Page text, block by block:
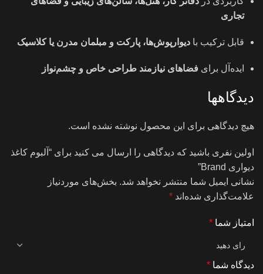
تجاری
قابل ترکیب با دیوارپوش‌ها، پارکت و مبلمان مدرن یا کلاسیک
ایده‌آل برای فضاهای نیازمند طراحی خاص و چشم‌نواز
دیدگاهها
هیچ دیدگاهی برای این محصول نوشته نشده است.
اولین نفری باشید که دیدگاهی را ارسال می کنید برای “آلبوم کاغذ
دیواری Brand”
نشانی ایمیل شما منتشر نخواهد شد. بخش‌های موردنیاز
علامت‌گذاری شده‌اند *
امتیاز شما *
دیدگاه شما *